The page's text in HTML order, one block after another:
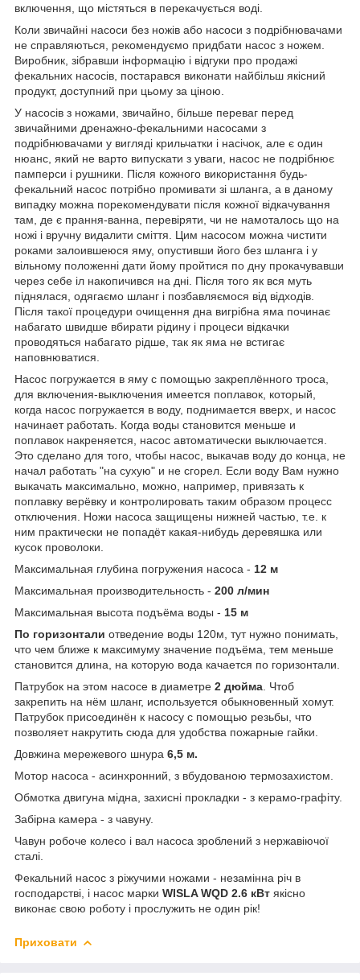
включення, що містяться в перекачується воді.
Коли звичайні насоси без ножів або насоси з подрібнювачами
не справляються, рекомендуємо придбати насос з ножем.
Виробник, зібравши інформацію і відгуки про продажі
фекальних насосів, постарався виконати найбільш якісний
продукт, доступний при цьому за ціною.
У насосів з ножами, звичайно, більше переваг перед
звичайними дренажно-фекальними насосами з
подрібнювачами у вигляді крильчатки і насічок, але є один
нюанс, який не варто випускати з уваги, насос не подрібнює
памперси і рушники. Після кожного використання будь-
фекальний насос потрібно промивати зі шланга, а в даному
випадку можна порекомендувати після кожної відкачування
там, де є прання-ванна, перевіряти, чи не намоталось що на
ножі і вручну видалити сміття. Цим насосом можна чистити
роками залоившеюся яму, опустивши його без шланга і у
вільному положенні дати йому пройтися по дну прокачувавши
через себе іл накопичився на дні. Після того як вся муть
піднялася, одягаємо шланг і позбавляємося від відходів.
Після такої процедури очищення дна вигрібна яма починає
набагато швидше вбирати рідину і процеси відкачки
проводяться набагато рідше, так як яма не встигає
наповнюватися.
Насос погружается в яму с помощью закреплённого троса,
для включения-выключения имеется поплавок, который,
когда насос погружается в воду, поднимается вверх, и насос
начинает работать. Когда воды становится меньше и
поплавок накреняется, насос автоматически выключается.
Это сделано для того, чтобы насос, выкачав воду до конца, не
начал работать "на сухую" и не сгорел. Если воду Вам нужно
выкачать максимально, можно, например, привязать к
поплавку верёвку и контролировать таким образом процесс
отключения. Ножи насоса защищены нижней частью, т.е. к
ним практически не попадёт какая-нибудь деревяшка или
кусок проволоки.
Максимальная глубина погружения насоса - 12 м
Максимальная производительность - 200 л/мин
Максимальная высота подъёма воды - 15 м
По горизонтали отведение воды 120м, тут нужно понимать,
что чем ближе к максимуму значение подъёма, тем меньше
становится длина, на которую вода качается по горизонтали.
Патрубок на этом насосе в диаметре 2 дюйма . Чтоб
закрепить на нём шланг, используется обыкновенный хомут.
Патрубок присоединён к насосу с помощью резьбы, что
позволяет накрутить сюда для удобства пожарные гайки.
Довжина мережевого шнура 6,5 м.
Мотор насоса - асинхронний, з вбудованою термозахистом.
Обмотка двигуна мідна, захисні прокладки - з керамо-графіту.
Забірна камера - з чавуну.
Чавун робоче колесо і вал насоса зроблений з нержавіючої
сталі.
Фекальний насос з ріжучими ножами - незамінна річ в
господарстві, і насос марки WISLA WQD 2.6 кВт якісно
виконає свою роботу і прослужить не один рік!
Приховати